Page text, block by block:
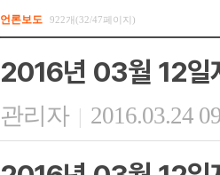
언론보도 922개(32/47페이지)
2016년 03월 12일
관리자 | 2016.03.24